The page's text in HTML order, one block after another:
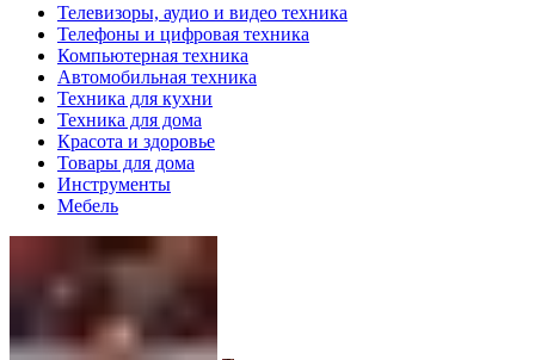
Телевизоры, аудио и видео техника
Телефоны и цифровая техника
Компьютерная техника
Автомобильная техника
Техника для кухни
Техника для дома
Красота и здоровье
Товары для дома
Инструменты
Мебель